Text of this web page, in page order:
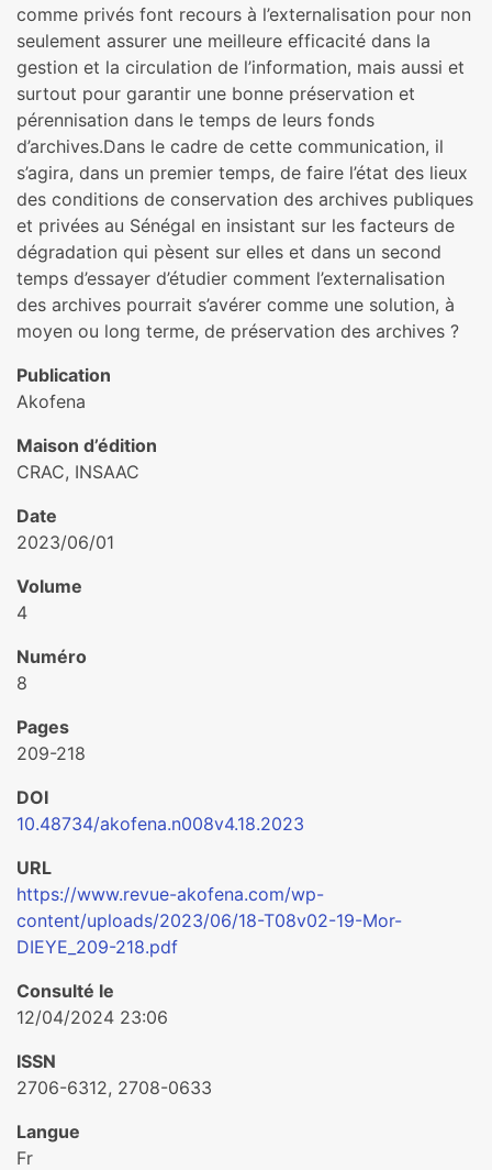
comme privés font recours à l’externalisation pour non
seulement assurer une meilleure efficacité dans la
gestion et la circulation de l’information, mais aussi et
surtout pour garantir une bonne préservation et
pérennisation dans le temps de leurs fonds
d’archives.Dans le cadre de cette communication, il
s’agira, dans un premier temps, de faire l’état des lieux
des conditions de conservation des archives publiques
et privées au Sénégal en insistant sur les facteurs de
dégradation qui pèsent sur elles et dans un second
temps d’essayer d’étudier comment l’externalisation
des archives pourrait s’avérer comme une solution, à
moyen ou long terme, de préservation des archives ?
Publication
Akofena
Maison d’édition
CRAC, INSAAC
Date
2023/06/01
Volume
4
Numéro
8
Pages
209-218
DOI
10.48734/akofena.n008v4.18.2023
URL
https://www.revue-akofena.com/wp-
content/uploads/2023/06/18-T08v02-19-Mor-
DIEYE_209-218.pdf
Consulté le
12/04/2024 23:06
ISSN
2706-6312, 2708-0633
Langue
Fr